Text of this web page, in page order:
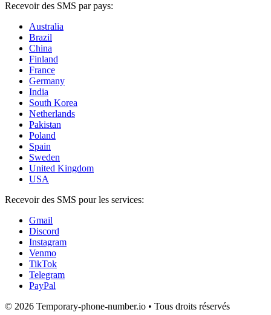
Recevoir des SMS par pays:
Australia
Brazil
China
Finland
France
Germany
India
South Korea
Netherlands
Pakistan
Poland
Spain
Sweden
United Kingdom
USA
Recevoir des SMS pour les services:
Gmail
Discord
Instagram
Venmo
TikTok
Telegram
PayPal
© 2026 Temporary-phone-number.io • Tous droits réservés